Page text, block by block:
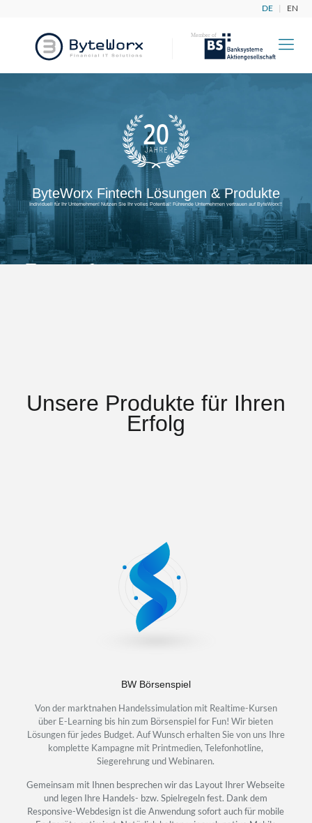
DE | EN
ByteWorx Fintech Lösungen & Produkte
Individuell für Ihr Unternehmen! Nutzen Sie Ihr volles Potential! Führende Unternehmen vertrauen auf ByteWorx!!
Unsere Produkte für Ihren
Erfolg
BW Börsenspiel
Von der marktnahen Handelssimulation mit Realtime-Kursen
über E-Learning bis hin zum Börsenspiel for Fun! Wir bieten
Lösungen für jedes Budget. Auf Wunsch erhalten Sie von uns Ihre
komplette Kampagne mit Printmedien, Telefonhotline,
Siegerehrung und Webinaren.
Gemeinsam mit Ihnen besprechen wir das Layout Ihrer Webseite
und legen Ihre Handels- bzw. Spielregeln fest. Dank dem
Responsive-Webdesign ist die Anwendung sofort auch für mobile